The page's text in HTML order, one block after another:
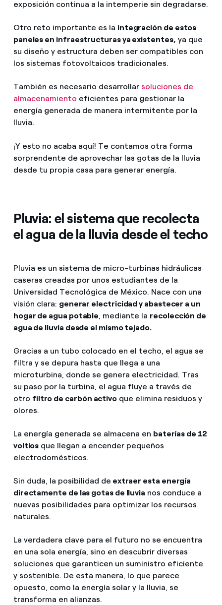
exposición continua a la intemperie sin degradarse.
Otro reto importante es la integración de estos
paneles en infraestructuras ya existentes, ya que
su diseño y estructura deben ser compatibles con
los sistemas fotovoltaicos tradicionales.
También es necesario desarrollar soluciones de
almacenamiento eficientes para gestionar la
energía generada de manera intermitente por la
lluvia.
¡Y esto no acaba aquí! Te contamos otra forma
sorprendente de aprovechar las gotas de la lluvia
desde tu propia casa para generar energía.
Pluvia: el sistema que recolecta
el agua de la lluvia desde el techo
Pluvia es un sistema de micro-turbinas hidráulicas
caseras creadas por unos estudiantes de la
Universidad Tecnológica de México. Nace con una
visión clara: generar electricidad y abastecer a un
hogar de agua potable , mediante la recolección de
agua de lluvia desde el mismo tejado.
Gracias a un tubo colocado en el techo, el agua se
filtra y se depura hasta que llega a una
microturbina, donde se genera electricidad. Tras
su paso por la turbina, el agua fluye a través de
otro filtro de carbón activo que elimina residuos y
olores.
La energía generada se almacena en baterías de 12
voltios que llegan a encender pequeños
electrodomésticos.
Sin duda, la posibilidad de extraer esta energía
directamente de las gotas de lluvia nos conduce a
nuevas posibilidades para optimizar los recursos
naturales.
La verdadera clave para el futuro no se encuentra
en una sola energía, sino en descubrir diversas
soluciones que garanticen un suministro eficiente
y sostenible. De esta manera, lo que parece
opuesto, como la energía solar y la lluvia, se
transforma en alianzas.